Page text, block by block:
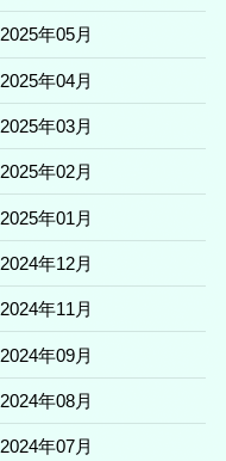
2025年05月
2025年04月
2025年03月
2025年02月
2025年01月
2024年12月
2024年11月
2024年09月
2024年08月
2024年07月